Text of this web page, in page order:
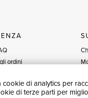
cookie di analytics per
di terze parti per
ordini